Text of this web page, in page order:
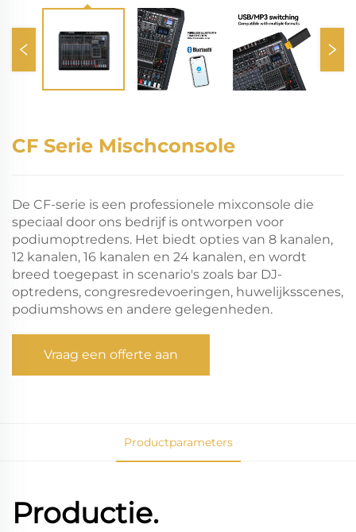
CF Serie Mischconsole
De CF-serie is een professionele mixconsole die
speciaal door ons bedrijf is ontworpen voor
podiumoptredens. Het biedt opties van 8 kanalen,
12 kanalen, 16 kanalen en 24 kanalen, en wordt
breed toegepast in scenario's zoals bar DJ-
optredens, congresredevoeringen, huwelijksscenes,
podiumshows en andere gelegenheden.
Vraag een offerte aan
Productparameters
Productie.